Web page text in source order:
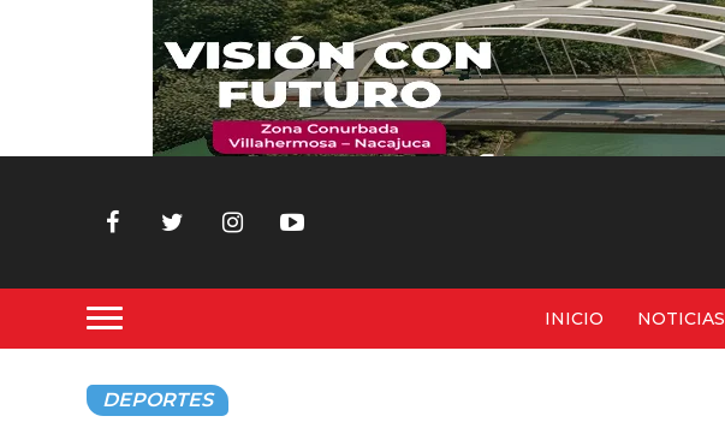
INICIO NOTICIAS
DEPORTES